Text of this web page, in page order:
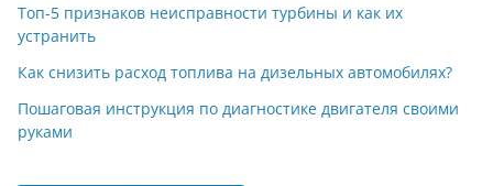
Топ-5 признаков неисправности турбины и как их
устранить
Как снизить расход топлива на дизельных автомобилях?
Пошаговая инструкция по диагностике двигателя своими
руками